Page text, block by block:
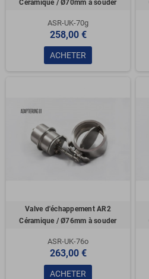
Céramique / Ø70mm à souder
ASR-UK-70g
258,00 €
ACHETER
Valve d'échappement AR2
Céramique / Ø76mm à souder
ASR-UK-76o
263,00 €
ACHETER